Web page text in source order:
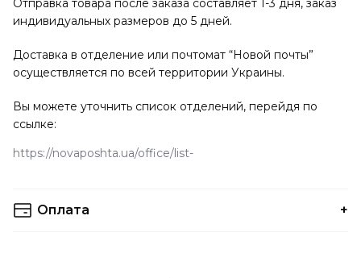
Отправка товара после заказа составляет 1-3 дня, заказ
индивидуальных размеров до 5 дней.
Доставка в отделение или почтомат “Новой почты”
осуществляется по всей территории Украины.
Вы можете уточнить список отделений, перейдя по
ссылке:
https://novaposhta.ua/office/list
Оплата